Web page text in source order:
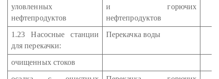
уловленных
нефтепродуктов
и горючих
нефтепродуктов
1.23 Насосные станции
для перекачки:
Перекачка воды
очищенных стоков